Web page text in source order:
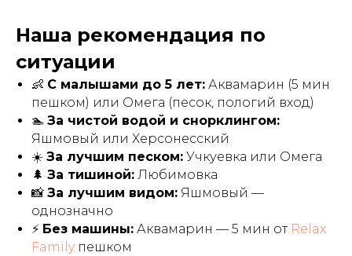
Наша рекомендация по
ситуации
👶 С малышами до 5 лет: Аквамарин (5 мин
пешком) или Омега (песок, пологий вход)
🏊 За чистой водой и снорклингом:
Яшмовый или Херсонесский
☀️ За лучшим песком: Учкуевка или Омега
🌲 За тишиной: Любимовка
📸 За лучшим видом: Яшмовый —
однозначно
⚡ Без машины: Аквамарин — 5 мин от Relax
Familyпешком